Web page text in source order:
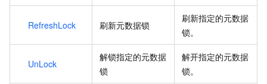
RefreshLock 刷新元数据锁
刷新指定的元数据
锁。
UnLock
解锁指定的元数据
锁
解开指定的元数据
锁。